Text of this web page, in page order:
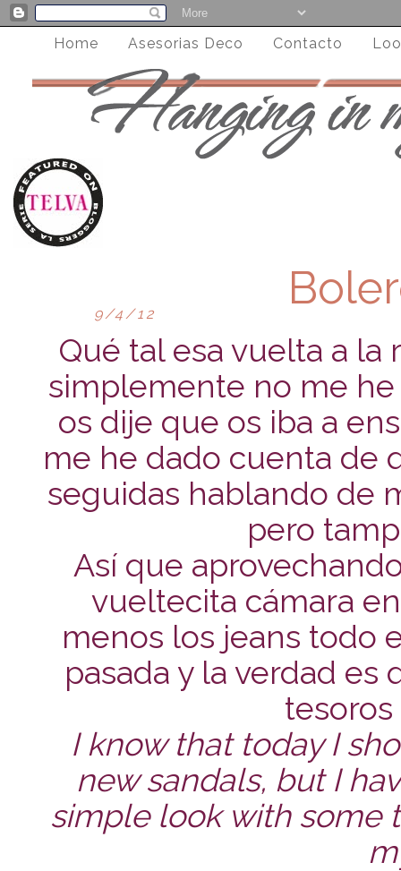
Home Asesorias Deco Contacto
9/4/12
Qué tal esa vuelta a la
simplemente no me he
os dije que os iba a
me he dado cuenta de
seguidas hablando de
pero
Así que
vueltecita cámara
menos los jeans todo
pasada y la verdad
I know that today I
new sandals, but I
simple look with some